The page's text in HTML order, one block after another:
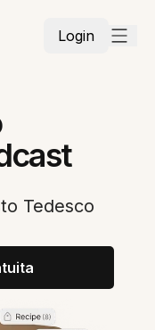
Login
Tedesco